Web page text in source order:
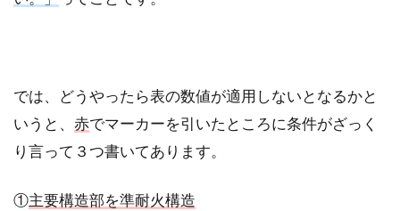
では、どうやったら表の数値が適用しないとなるかと
いうと、 赤でマーカーを引いたところに条件がざっく
り言って３つ書いてあります。
①主要構造部を準耐火構造